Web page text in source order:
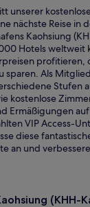
unserer
nächste Reise in
Kaohsiung
Hotels weltweit
profitieren,
sparen. Als
Stufen
kostenlose
Ermäßigungen
VIP Access-
diese
an und
(KHH-